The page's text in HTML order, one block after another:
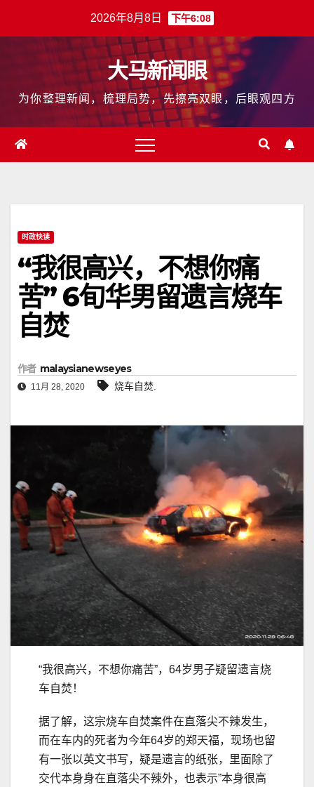
2026年8月8日 下午6:08
大马新闻眼
为你整理新闻，梳理局势，先擦亮双眼，后眼观四方
时政快读
“我很高兴，不想你痛
苦” 6旬华男留遗言烧车
自焚
作者 malaysianewseyes
11月 28, 2020 烧车自焚.
“我很高兴，不想你痛苦”，64岁男子疑留遗言烧
车自焚！
据了解，这宗烧车自焚案件在直落尖不辣发生，
而在车内的死者为今年64岁的郑天福，现场也留
有一张以英文书写，疑是遗言的纸张，里面除了
交代本身身在直落尖不辣外，也表示”本身很高